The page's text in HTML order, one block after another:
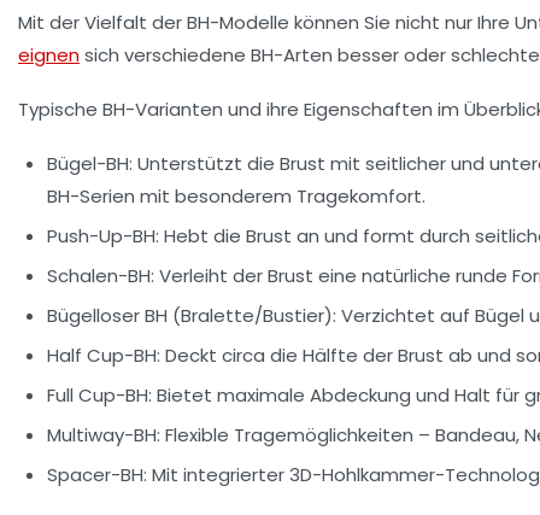
Mit der Vielfalt der BH-Modelle können Sie nicht nur Ihre
eignensich verschiedene BH-Arten besser oder
Typische BH-Varianten und ihre Eigenschaften im
Bügel-BH: Unterstützt die Brust mit seitlicher und
BH-Serien mit besonderem Tragekomfort.
Push-Up-BH: Hebt die Brust an und formt durch
Schalen-BH: Verleiht der Brust eine natürliche runde
Bügelloser BH (Bralette/Bustier): Verzichtet auf Bügel
Half Cup-BH: Deckt circa die Hälfte der Brust ab und
Full Cup-BH: Bietet maximale Abdeckung und Halt für
Multiway-BH: Flexible Tragemöglichkeiten – Bandeau,
Spacer-BH: Mit integrierter 3D-Hohlkammer-